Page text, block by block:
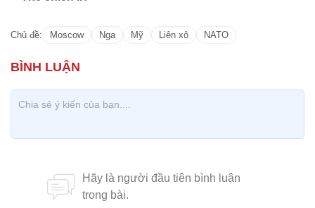
Chủ đề: Moscow Nga Mỹ Liên xô NATO